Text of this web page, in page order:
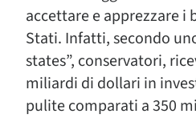
accettare e apprezzare i
Stati. Infatti, secondo
states”, conservatori,
miliardi di dollari in
pulite comparati a 350